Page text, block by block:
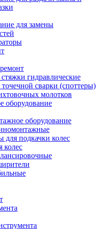
для замены
гидравлические
сварки (споттеры)
молотков
оборудование
для подкачки колес
колес